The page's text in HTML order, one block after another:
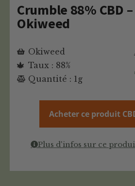
Crumble 88% CBD –
Okiweed
Okiweed
Taux : 88%
Quantité : 1g
Acheter ce produit
Plus d'infos sur ce